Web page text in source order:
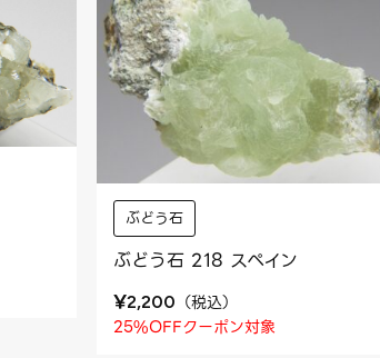
ぶどう石
ぶどう石 218 スペイン
¥2,200 （税込）
25%OFFクーポン対象